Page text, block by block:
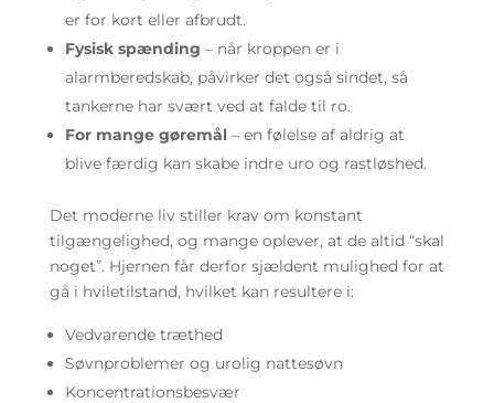
er for kort eller afbrudt.
Fysisk spænding – når kroppen er i
alarmberedskab, påvirker det også sindet, så
tankerne har svært ved at falde til ro.
For mange gøremål– en følelse af aldrig at
blive færdig kan skabe indre uro og rastløshed.
Det moderne liv stiller krav om konstant
tilgængelighed, og mange oplever, at de altid “skal
noget”. Hjernen får derfor sjældent mulighed for at
gå i hviletilstand, hvilket kan resultere i:
Vedvarende træthed
Søvnproblemer og urolig nattesøvn
Koncentrationsbesvær